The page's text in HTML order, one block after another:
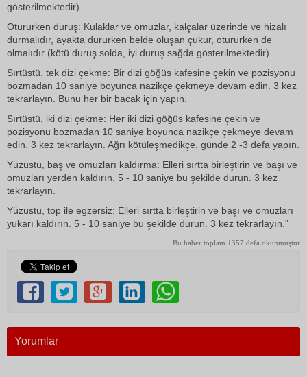
gösterilmektedir).
Otururken duruş: Kulaklar ve omuzlar, kalçalar üzerinde ve hizalı
durmalıdır, ayakta dururken belde oluşan çukur, otururken de
olmalıdır (kötü duruş solda, iyi duruş sağda gösterilmektedir).
Sırtüstü, tek dizi çekme: Bir dizi göğüs kafesine çekin ve pozisyonu
bozmadan 10 saniye boyunca nazikçe çekmeye devam edin. 3 kez
tekrarlayın. Bunu her bir bacak için yapın.
Sırtüstü, iki dizi çekme: Her iki dizi göğüs kafesine çekin ve
pozisyonu bozmadan 10 saniye boyunca nazikçe çekmeye devam
edin. 3 kez tekrarlayın. Ağrı kötüleşmedikçe, günde 2 -3 defa yapın.
Yüzüstü, baş ve omuzları kaldırma: Elleri sırtta birleştirin ve başı ve
omuzları yerden kaldırın. 5 - 10 saniye bu şekilde durun. 3 kez
tekrarlayın.
Yüzüstü, top ile egzersiz: Elleri sırtta birleştirin ve başı ve omuzları
yukarı kaldırın. 5 - 10 saniye bu şekilde durun. 3 kez tekrarlayın."
Bu haber toplam 1357 defa okunmuştur
Yorumlar